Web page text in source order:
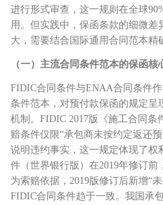
进行形式审查，这一规则在全球
用。但实践中，保函条款的细微
大，需要结合国际通用合同范本精
（一）主流合同条件范本的保函核
FIDIC合同条件与ENAA合同条件
条件范本，对预付款保函的规定呈
机制。FIDIC 2017版《施工合同
赔条件仅限“承包商未按约定返还
说明违约事实，这一规定体现了
件（世界银行版）在2019年修订前
为索赔依据，2019版修订后新增“
FIDIC合同条件趋于一致。我国承